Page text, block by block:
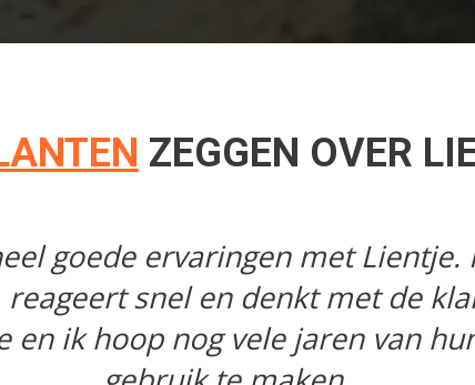
ZEGGEN OVER
Goedkoop en heel goed.
hoe het kan maar profiteer er
Liesbeth Joosten, klant sinds 2003 www.lijoo.com